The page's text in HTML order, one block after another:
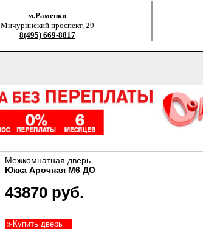
м.Раменки
Мичуринский проспект, 29
8(495) 669-8817
Межкомнатная дверь
Юкка Арочная М6 ДО
43870 руб.
Купить дверь